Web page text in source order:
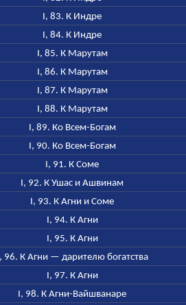
I, 83. К Индре
I, 84. К Индре
I, 85. К Марутам
I, 86. К Марутам
I, 87. К Марутам
I, 88. К Марутам
I, 89. Ко Всем-Богам
I, 90. Ко Всем-Богам
I, 91. К Соме
I, 92. К Ушас и Ашвинам
I, 93. К Агни и Соме
I, 94. К Агни
I, 95. К Агни
96. К Агни — дарителю богатства
I, 97. К Агни
I, 98. К Агни-Вайшванаре